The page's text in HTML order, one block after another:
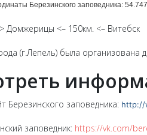
Березинского заповедника:
Домжерицы <– 150км. <– Витебск
(г.Лепель) была организована
Березинского заповедника: http://
заповедник: https://vk.com/